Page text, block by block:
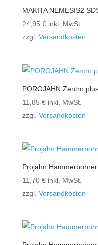
MAKITA NEMESIS2
24,95 € inkl. MwSt.
zzgl. Versandkosten
POROJAHN Zentro
11,85 € inkl. MwSt.
zzgl. Versandkosten
Projahn
11,70 € inkl. MwSt.
zzgl. Versandkosten